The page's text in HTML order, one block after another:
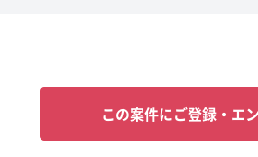
この案件にご登録・エ